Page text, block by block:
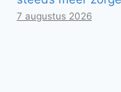
7 augustus 2026